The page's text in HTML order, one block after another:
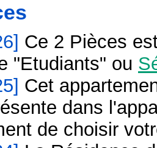
Ce 2 Pièces
"Etudiants" ou
Cet
dans
de choisir